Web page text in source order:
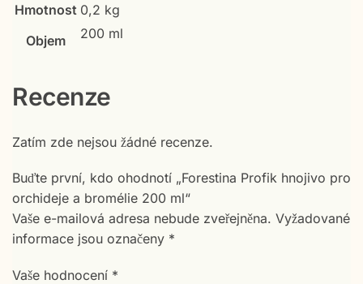
Hmotnost 0,2 kg
Objem
200 ml
Recenze
Zatím zde nejsou žádné recenze.
Buďte první, kdo ohodnotí „Forestina Profik hnojivo pro
orchideje a bromélie 200 ml“
Vaše e-mailová adresa nebude zveřejněna. Vyžadované
informace jsou označeny *
Vaše hodnocení *